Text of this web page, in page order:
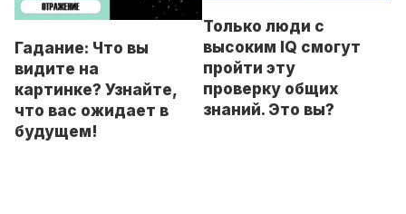
Гадание: Что вы
видите на
картинке? Узнайте,
что вас ожидает в
будущем!
Только люди с
высоким IQ смогут
пройти эту
проверку общих
знаний. Это вы?